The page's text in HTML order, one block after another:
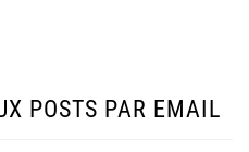
POSTS PAR EMAIL